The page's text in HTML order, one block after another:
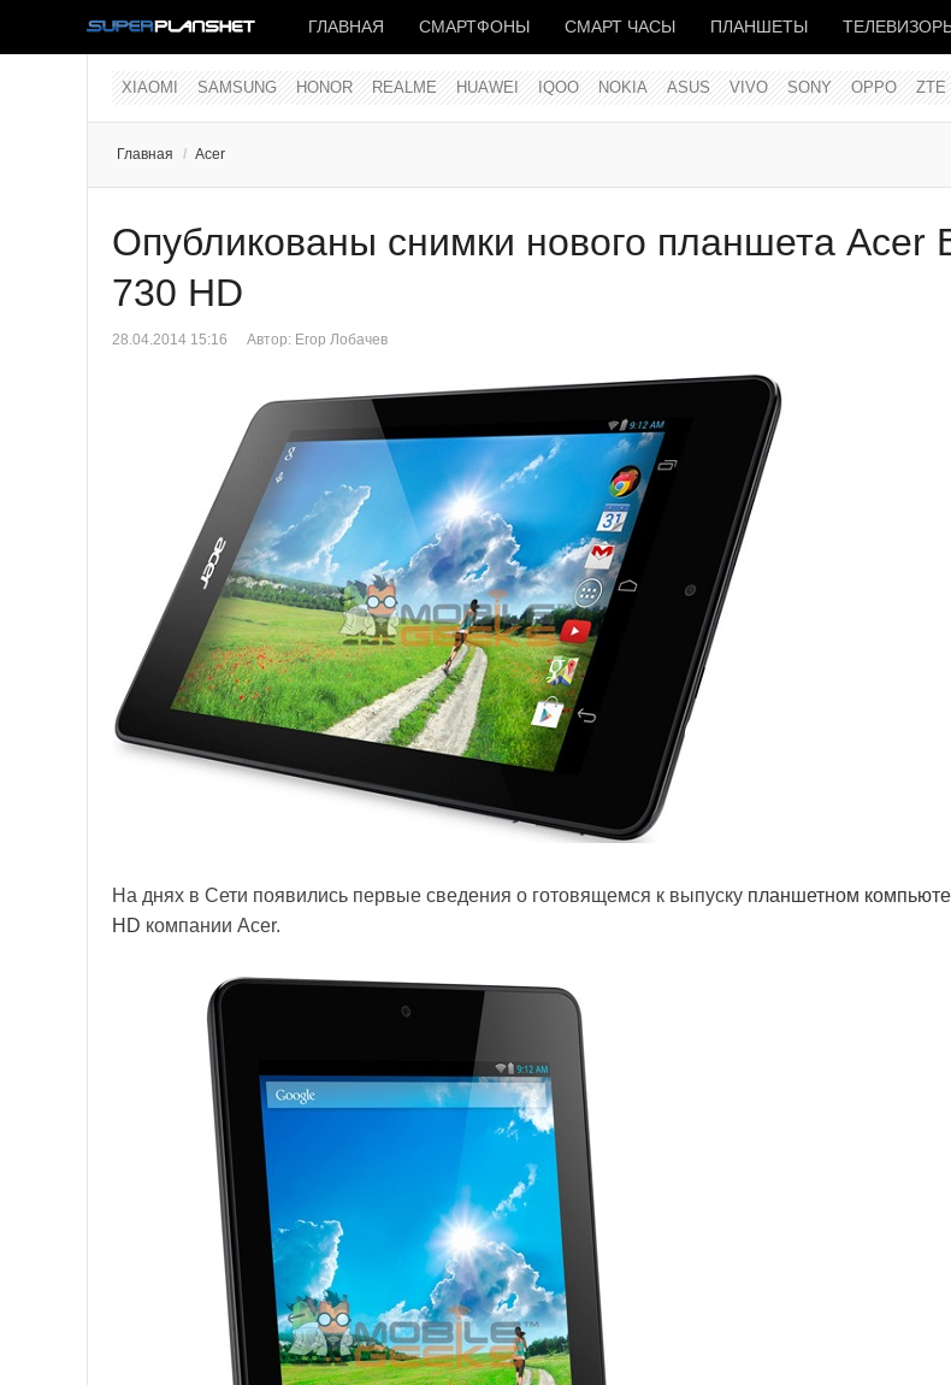
ГЛАВНАЯ СМАРТФОНЫ СМАРТ ЧАСЫ ПЛАНШЕТЫ
XIAOMI SAMSUNG HONOR REALME HUAWEI IQOO NOKIA ASUS VIVO SONY OPPO ZTE
Главная / Acer
Опубликованы снимки нового планшета Acer
730 HD
28.04.2014 15:16 Автор: Егор Лобачев
На днях в Сети появились первые сведения о готовящемся к выпуску планшетном
HD компании Acer.